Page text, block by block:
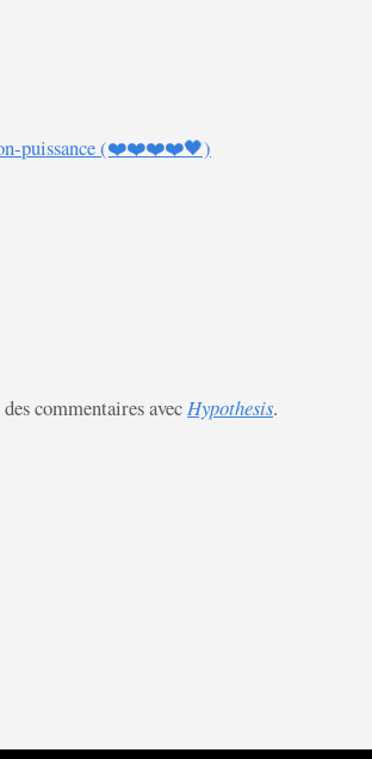
non-puissance (❤️❤️❤️❤️🖤)
commentaires avec Hypothesis.